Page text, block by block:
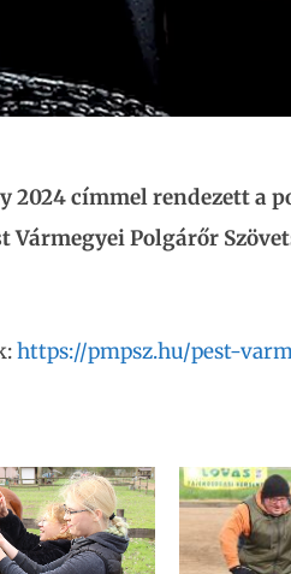
2024 címmel rendezett a
Vármegyei Polgárőr
https://pmpsz.hu/pest-